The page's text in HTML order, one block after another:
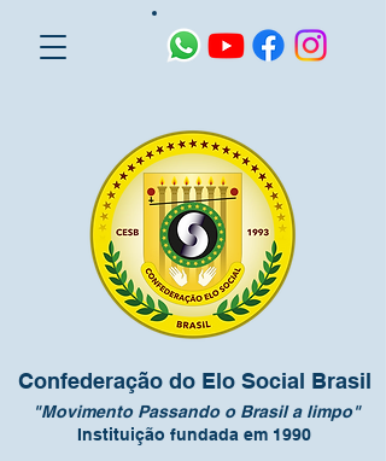
Confederação do Elo Social Brasil
"Movimento Passando o Brasil a limpo"
Instituição fundada em 1990